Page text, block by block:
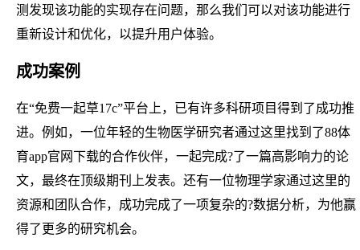
测发现该功能的实现存在问题，那么我们可以对该功能进行
重新设计和优化，以提升用户体验。
成功案例
在“免费一起草17c”平台上，已有许多科研项目得到了成功推
进。例如，一位年轻的生物医学研究者通过这里找到了88体
育app官网下载的合作伙伴，一起完成?了一篇高影响力的论
文，最终在顶级期刊上发表。还有一位物理学家通过这里的
资源和团队合作，成功完成了一项复杂的?数据分析，为他赢
得了更多的研究机会。